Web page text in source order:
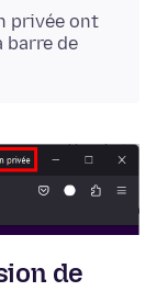
privée ont
barre de
de